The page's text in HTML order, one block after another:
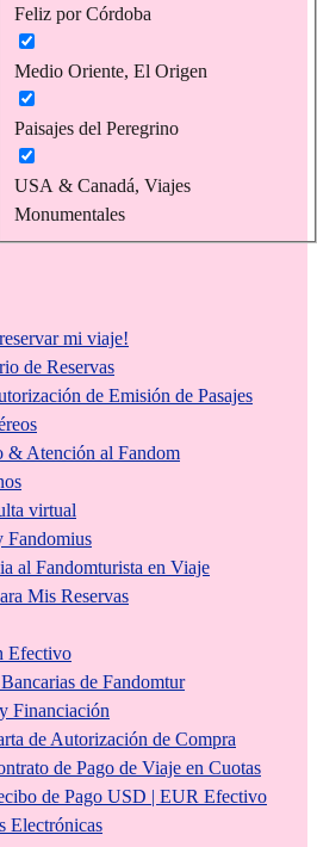
Feliz por Córdoba
Medio Oriente, El Origen
Paisajes del Peregrino
USA & Canadá, Viajes
Monumentales
mi viaje!
de Reservas
de Emisión de Pasajes
& Atención al Fandom
virtual
Fandomius
al Fandomturista en Viaje
Mis Reservas
Efectivo
de Fandomtur
Financiación
de Autorización de Compra
de Pago de Viaje en Cuotas
de Pago USD | EUR Efectivo
Electrónicas